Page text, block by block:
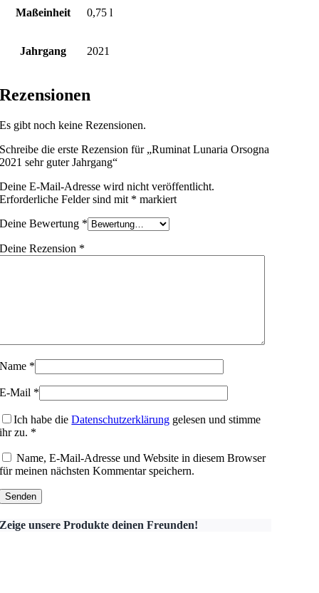
Maßeinheit 0,75 l
Jahrgang 2021
Rezensionen
Es gibt noch keine Rezensionen.
Schreibe die erste Rezension für „Ruminat Lunaria Orsogna
2021 sehr guter Jahrgang“
Deine E-Mail-Adresse wird nicht veröffentlicht.
Erforderliche Felder sind mit * markiert
Deine Bewertung *
Deine Rezension *
Name *
E-Mail *
Ich habe dieDatenschutzerklärung gelesen und stimme
ihr zu. *
Name, E-Mail-Adresse und Website in diesem Browser
für meinen nächsten Kommentar speichern.
Zeige unsere Produkte deinen Freunden!